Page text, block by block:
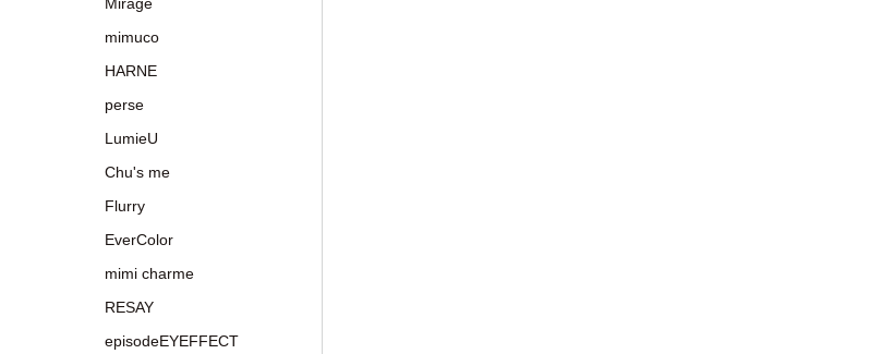
mimuco
HARNE
perse
LumieU
Chu's me
Flurry
EverColor
mimi charme
RESAY
episodeEYEFFECT